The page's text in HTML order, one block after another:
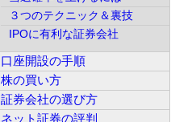
３つのテクニック＆裏技
IPOに有利な証券会社
口座開設の手順
株の買い方
証券会社の選び方
ネット証券の評判